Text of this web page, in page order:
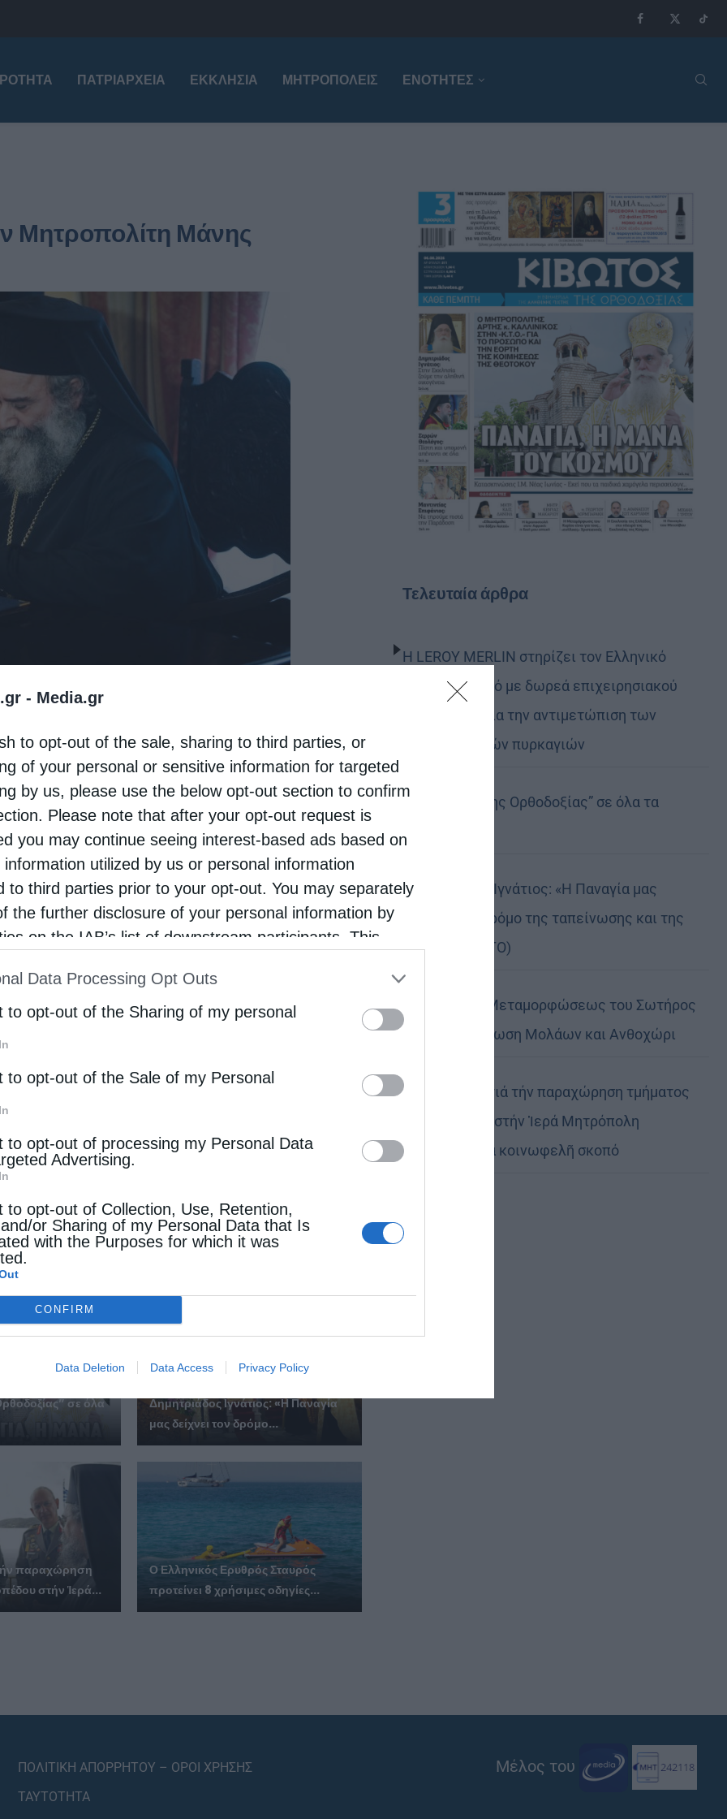
- Media.gr
to opt-out of the sale, sharing to third parties, or
of your personal or sensitive information for targeted
by us, please use the below opt-out section to confirm
Please note that after your opt-out request is
you may continue seeing interest-based ads based on
information utilized by us or personal information
to third parties prior to your opt-out. You may separately
the further disclosure of your personal information by
on the IAB’s list of downstream participants. This
of Downstream Participantsthat may further disclose it to
parties.
Data Processing Opt Outs
to opt-out of the Sharing of my personal
to opt-out of the Sale of my Personal
to opt-out of processing my Personal Data
Advertising.
to opt-out of Collection, Use, Retention,
or Sharing of my Personal Data that Is
with the Purposes for which it was
CONFIRM
Data Deletion Data Access Privacy Policy
ΠΑΤΡΙΑΡΧΕΊΑ ΕΚΚΛΗΣΊΑ ΜΗΤΡΟΠΌΛΕΙΣ ΕΝΟΤΗΤΕΣ
Μητροπολίτη Μάνης
Δημοκρατίας (ΠτΔ) Προκόπη Παυλόπουλου
Γ’, παρουσία του Αρχιεπισκόπου και του
Κώστα Γαβρόγλου.
τη θεία χάριτι τα αρχιερατικά μου
απαρασαλεύτως τους ιερούς
Παραδόσεις, διαδηλώ δε υπακοήν εις το
28 Μαρτίου στο Γύθειο.
σε όλα
Δημητριάδος Ιγνάτιος: «Η Παναγία
μας δείχνει τον δρόμο...
τήν παραχώρηση
στήν Ἱερά...
Ο Ελληνικός Ερυθρός Σταυρός
προτείνει 8 χρήσιμες οδηγίες...
Τελευταία άρθρα
Η LEROY MERLIN στηρίζει τον Ελληνικό
Ερυθρό Σταυρό με δωρεά επιχειρησιακού
εξοπλισμού για την αντιμετώπιση των
καταστροφικών πυρκαγιών
Η “Κιβωτός της Ορθοδοξίας” σε όλα τα
Δημητριάδος Ιγνάτιος: «Η Παναγία μας
δείχνει τον δρόμο της ταπείνωσης και της
σιωπής» (ΦΩΤΟ)
Η εορτή της Μεταμορφώσεως του Σωτήρος
σε Μεταμόρφωση Μολάων και Ανθοχώρι
Εὐχαριστίες γιά τήν παραχώρηση τμήματος
στρατοπέδου στήν Ἱερά Μητρόπολη
Καστορίας γιά κοινωφελῆ σκοπό
ΠΟΛΙΤΙΚΗ ΑΠΟΡΡΗΤΟΥ – ΟΡΟΙ ΧΡΗΣΗΣ
ΤΑΥΤΟΤΗΤΑ
Μέλος του